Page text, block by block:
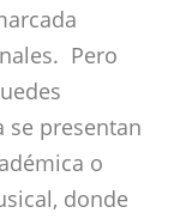
Pero
se presentan
o
donde